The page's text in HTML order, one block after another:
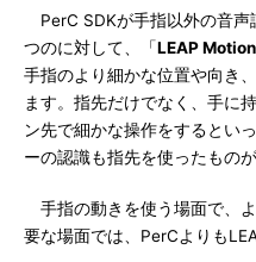
PerC SDKが手指以外の音声
つのに対して、「LEAP
手指のより細かな位置や向き
ます。指先だけでなく、手に
ン先で細かな操作をするとい
ーの認識も指先を使ったもの
手指の動きを使う場面で、
要な場面では、PerCよりも